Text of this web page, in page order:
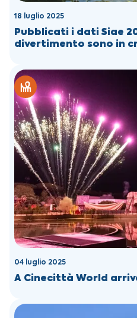
18 luglio 2025
Pubblicati i dati Siae
divertimento sono in
04 luglio 2025
A Cinecittà World